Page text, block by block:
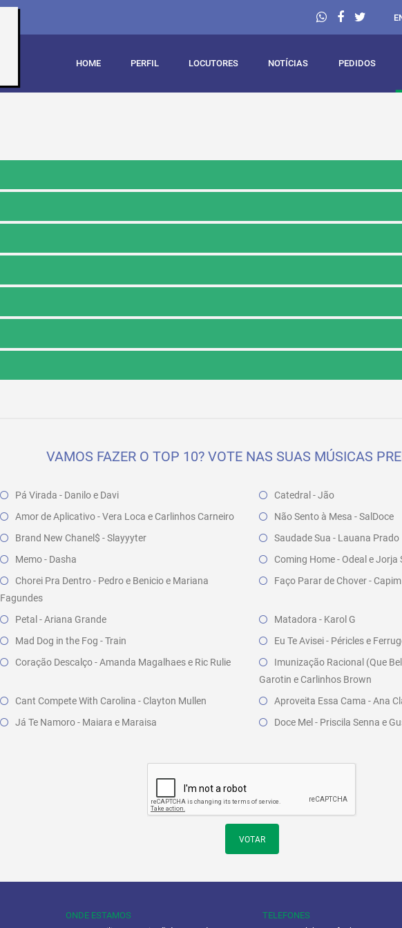
HOME PERFIL LOCUTORES NOTÍCIAS PEDIDOS
VAMOS FAZER O TOP 10? VOTE NAS SUAS MÚSICAS
Pá Virada - Danilo e Davi
Catedral - Jão
Amor de Aplicativo - Vera Loca e Carlinhos Carneiro
Não Sento à Mesa - SalDoce
Brand New Chanel$ - Slayyyter
Saudade Sua - Lauana Prado
Memo - Dasha
Coming Home - Odeal e Jorja
Chorei Pra Dentro - Pedro e Benicio e Mariana
Fagundes
Faço Parar de Chover -
Petal - Ariana Grande
Matadora - Karol G
Mad Dog in the Fog - Train
Eu Te Avisei - Péricles e
Coração Descalço - Amanda Magalhaes e Ric Rulie
Imunização Racional (Que
Garotin e Carlinhos Brown
Cant Compete With Carolina - Clayton Mullen
Aproveita Essa Cama - Ana
Já Te Namoro - Maiara e Maraisa
Doce Mel - Priscila Senna e
VOTAR
ONDE ESTAMOS
TELEFONES